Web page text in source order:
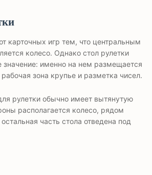
карточных игр тем, что центральным
колесо. Однако стол рулетки
именно на нем размещается
зона крупье и разметка чисел.
рулетки обычно имеет вытянутую
располагается колесо, рядом
часть стола отведена под